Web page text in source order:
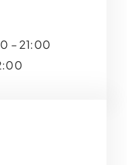
– 21:00